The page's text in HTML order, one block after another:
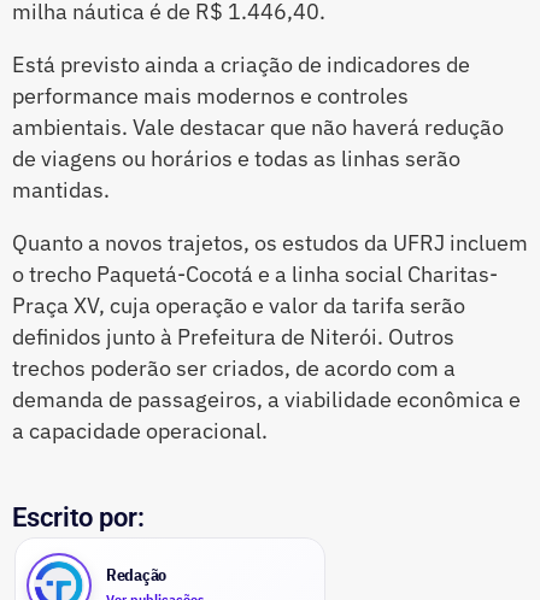
milha náutica é de R$ 1.446,40.
Está previsto ainda a criação de indicadores de
performance mais modernos e controles
ambientais. Vale destacar que não haverá redução
de viagens ou horários e todas as linhas serão
mantidas.
Quanto a novos trajetos, os estudos da UFRJ incluem
o trecho Paquetá-Cocotá e a linha social Charitas-
Praça XV, cuja operação e valor da tarifa serão
definidos junto à Prefeitura de Niterói. Outros
trechos poderão ser criados, de acordo com a
demanda de passageiros, a viabilidade econômica e
a capacidade operacional.
Escrito por:
Redação